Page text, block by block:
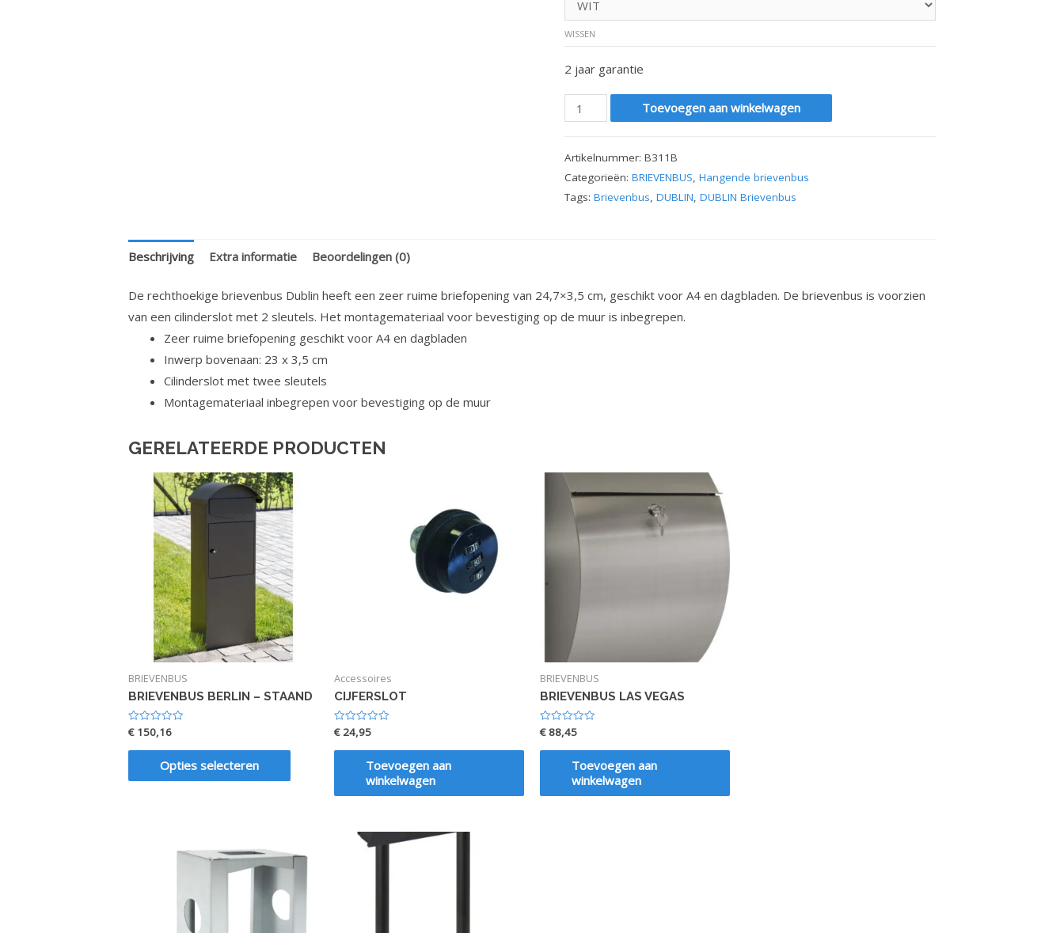
WISSEN
2 jaar garantie
BRIEVENBUS
DUBLIN
Toevoegen aan winkelwagen
Artikelnummer: B311B
Categorieën: BRIEVENBUS Hangende brievenbus
Tags: Brievenbus DUBLIN DUBLIN Brievenbus
Beschrijving Extra informatie Beoordelingen (0)
De rechthoekige brievenbus Dublin heeft een zeer ruime briefopening van 24,7×3,5 cm, geschikt voor A4 en dagbladen. De brievenbus is voorzien
van een cilinderslot met 2 sleutels. Het montagemateriaal voor bevestiging op de muur is inbegrepen.
Zeer ruime briefopening geschikt voor A4 en dagbladen
Inwerp bovenaan: 23 x 3,5 cm
Cilinderslot met twee sleutels
Montagemateriaal inbegrepen voor bevestiging op de muur
GERELATEERDE PRODUCTEN
BRIEVENBUS
BRIEVENBUS BERLIN – STAAND
Waardering
uit
€150,16
Opties selecteren
Accessoires
CIJFERSLOT
Waardering
uit
€24,95
Toevoegen aan
winkelwagen
BRIEVENBUS
BRIEVENBUS LAS VEGAS
Waardering
uit
€88,45
Toevoegen aan
winkelwagen